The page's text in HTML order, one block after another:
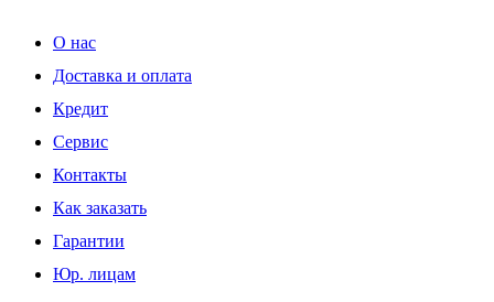
О нас
Доставка и оплата
Кредит
Сервис
Контакты
Как заказать
Гарантии
Юр. лицам